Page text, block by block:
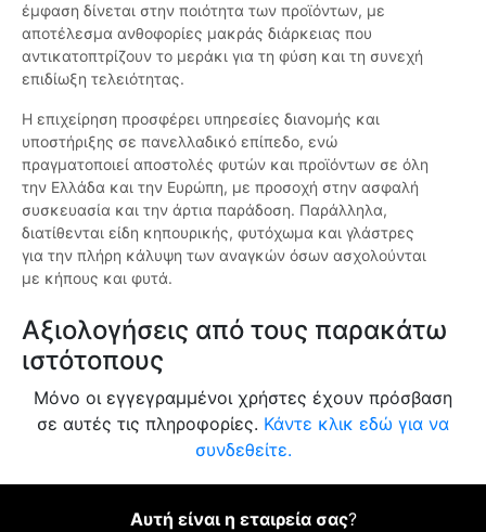
έμφαση δίνεται στην ποιότητα των προϊόντων, με
αποτέλεσμα ανθοφορίες μακράς διάρκειας που
αντικατοπτρίζουν το μεράκι για τη φύση και τη συνεχή
επιδίωξη τελειότητας.
Η επιχείρηση προσφέρει υπηρεσίες διανομής και
υποστήριξης σε πανελλαδικό επίπεδο, ενώ
πραγματοποιεί αποστολές φυτών και προϊόντων σε όλη
την Ελλάδα και την Ευρώπη, με προσοχή στην ασφαλή
συσκευασία και την άρτια παράδοση. Παράλληλα,
διατίθενται είδη κηπουρικής, φυτόχωμα και γλάστρες
για την πλήρη κάλυψη των αναγκών όσων ασχολούνται
με κήπους και φυτά.
Αξιολογήσεις από τους παρακάτω
ιστότοπους
Μόνο οι εγγεγραμμένοι χρήστες έχουν πρόσβαση
σε αυτές τις πληροφορίες. Κάντε κλικ εδώ για να
συνδεθείτε.
Αυτή είναι η εταιρεία σας?